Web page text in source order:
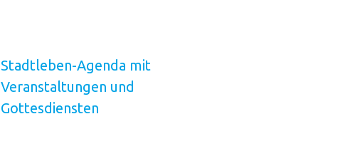
Stadtleben-Agenda mit
Veranstaltungen und
Gottesdiensten